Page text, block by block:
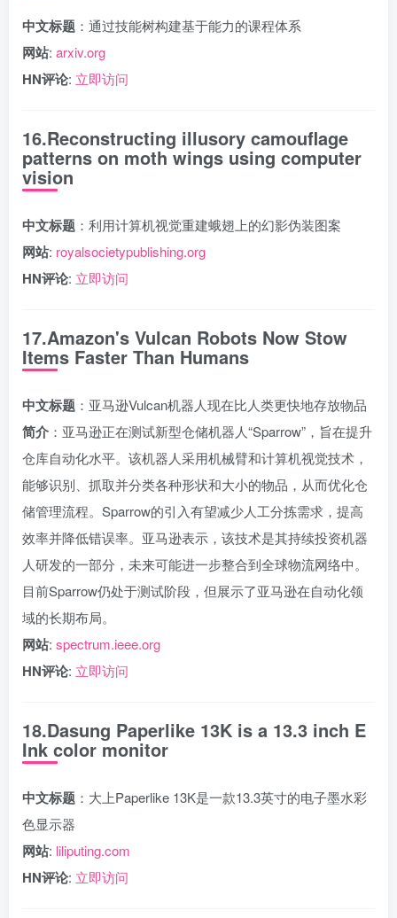
中文标题 ：通过技能树构建基于能力的课程体系
网站: arxiv.org
HN评论: 立即访问
16.Reconstructing illusory camouflage
patterns on moth wings using computer
vision
中文标题 ：利用计算机视觉重建蛾翅上的幻影伪装图案
网站: royalsocietypublishing.org
HN评论: 立即访问
17.Amazon's Vulcan Robots Now Stow
Items Faster Than Humans
中文标题 ：亚马逊Vulcan机器人现在比人类更快地存放物品
简介 ：亚马逊正在测试新型仓储机器人“Sparrow”，旨在提升
仓库自动化水平。该机器人采用机械臂和计算机视觉技术，
能够识别、抓取并分类各种形状和大小的物品，从而优化仓
储管理流程。Sparrow的引入有望减少人工分拣需求，提高
效率并降低错误率。亚马逊表示，该技术是其持续投资机器
人研发的一部分，未来可能进一步整合到全球物流网络中。
目前Sparrow仍处于测试阶段，但展示了亚马逊在自动化领
域的长期布局。
网站: spectrum.ieee.org
HN评论: 立即访问
18.Dasung Paperlike 13K is a 13.3 inch E
Ink color monitor
中文标题 ：大上Paperlike 13K是一款13.3英寸的电子墨水彩
色显示器
网站: liliputing.com
HN评论: 立即访问